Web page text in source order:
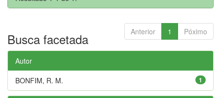
Anterior 1 Póximo
Busca facetada
Autor
1
BONFIM, R. M.